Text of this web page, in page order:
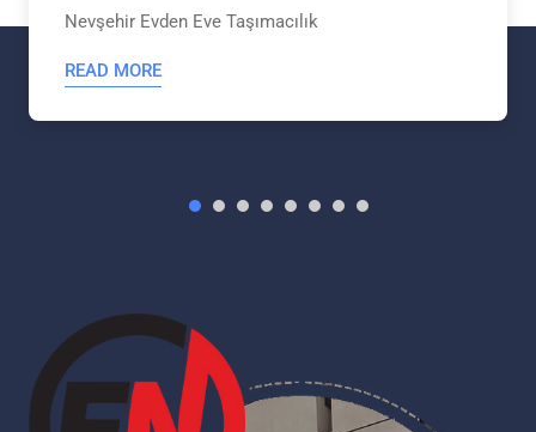
Nevşehir Evden Eve Taşımacılık
READ MORE